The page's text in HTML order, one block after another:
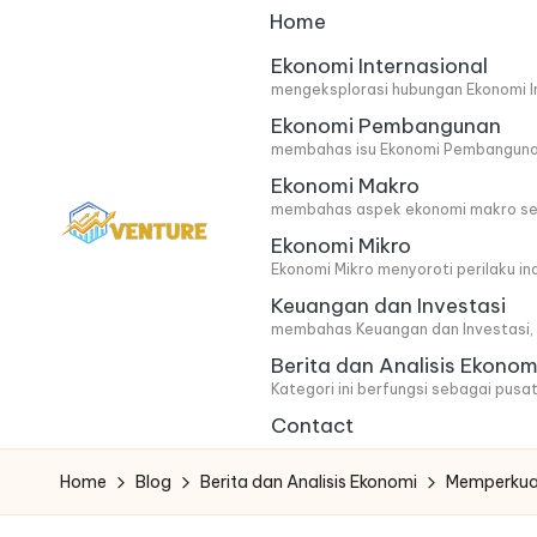
o
v
Home
Ekonomi Internasional
mengeksplorasi hubungan
Ekonomi Pembangunan
membahas isu Ekonomi
Ekonomi Makro
membahas aspek ekonomi makro
Ekonomi Mikro
Ekonomi Mikro menyoroti perilaku
Keuangan dan Investasi
membahas Keuangan dan
Berita dan Analisis
Kategori ini berfungsi sebagai
Contact
Home Blog Berita dan Analisis Ekonomi